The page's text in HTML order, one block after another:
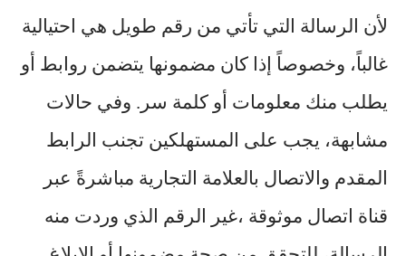
لأن الرسالة التي تأتي من رقم طويل هي احتيالية
غالباً، وخصوصاً إذا كان مضمونها يتضمن روابط أو
يطلب منك معلومات أو كلمة سر. وفي حالات
مشابهة، يجب على المستهلكين تجنب الرابط
المقدم والاتصال بالعلامة التجارية مباشرةً عبر
قناة اتصال موثوقة ،غير الرقم الذي وردت منه